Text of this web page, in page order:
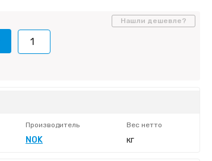
Нашли дешевле?
Производитель Вес нетто
NOK кг